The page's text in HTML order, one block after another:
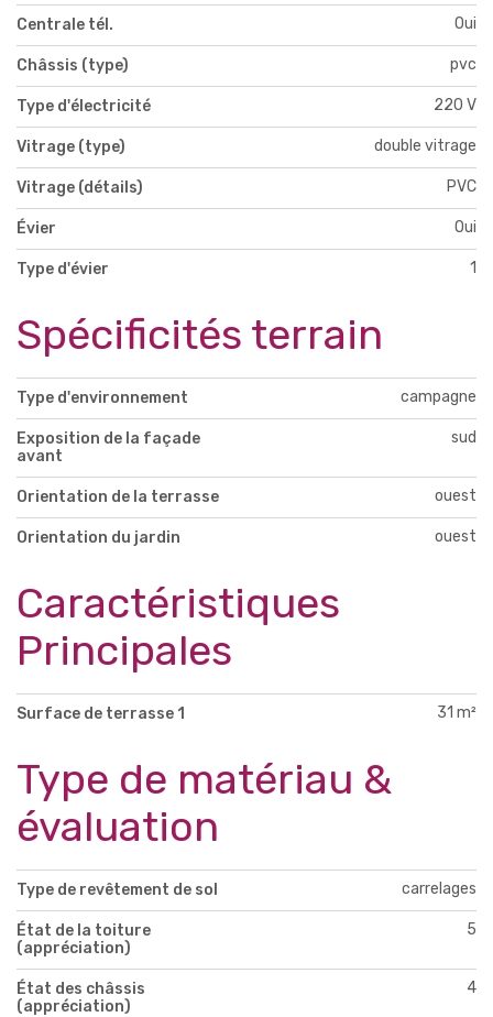
Centrale tél. Oui
Châssis (type) pvc
Type d'électricité 220 V
Vitrage (type) double vitrage
Vitrage (détails) PVC
Évier Oui
Type d'évier 1
Spécificités terrain
Type d'environnement campagne
Exposition de la façade
avant
sud
Orientation de la terrasse ouest
Orientation du jardin ouest
Caractéristiques
Principales
Surface de terrasse 1 31 m²
Type de matériau &
évaluation
Type de revêtement de sol carrelages
État de la toiture
(appréciation)
5
État des châssis
(appréciation)
4